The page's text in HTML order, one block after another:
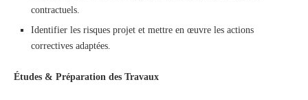
contractuels.
Identifier les risques projet et mettre en œuvre les actions
correctives adaptées.
Études & Préparation des Travaux